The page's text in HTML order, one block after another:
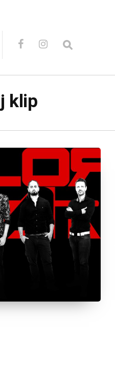
klip